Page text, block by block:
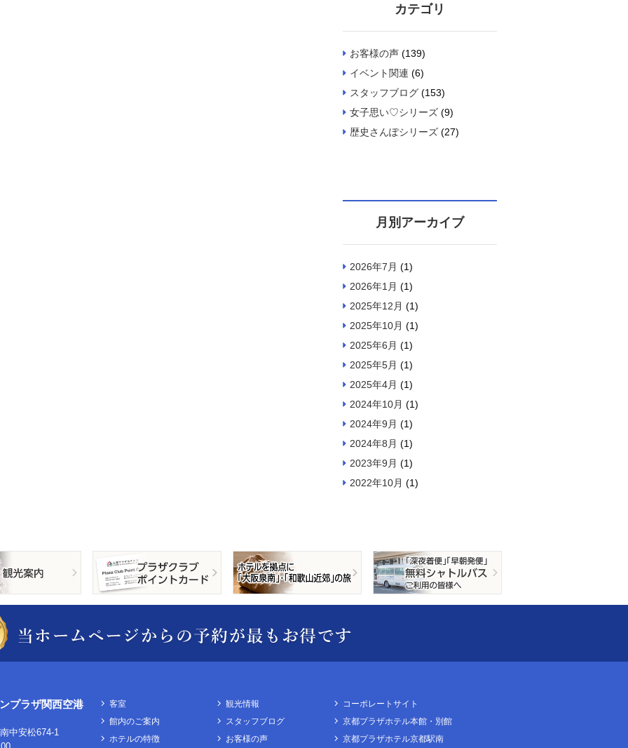
カテゴリ
お客様の声 (139)
イベント関連 (6)
スタッフブログ (153)
女子思い♡シリーズ (9)
歴史さんぽシリーズ (27)
月別アーカイブ
2026年7月 (1)
2026年1月 (1)
2025年12月 (1)
2025年10月 (1)
2025年6月 (1)
2025年5月 (1)
2025年4月 (1)
2024年10月 (1)
2024年9月 (1)
2024年8月 (1)
2023年9月 (1)
2022年10月 (1)
プラザ関西空港
中安松674-1
客室
館内のご案内
ホテルの特徴
観光情報
スタッフブログ
お客様の声
コーポレートサイト
京都プラザホテル本館・別館
京都プラザホテル京都駅南